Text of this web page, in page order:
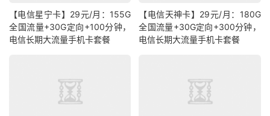
【电信星宁卡】29元/月：155G
全国流量+30G定向+100分钟，
电信长期大流量手机卡套餐
【电信天神卡】29元/月：180G
全国流量+30G定向+300分钟，
电信长期大流量手机卡套餐